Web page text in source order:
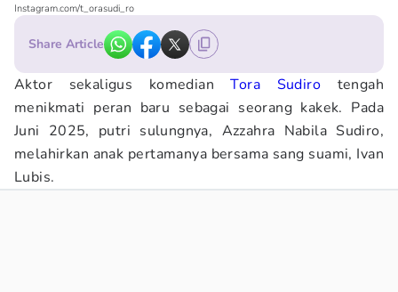
Instagram.com/t_orasudi_ro
Share Article
Aktor sekaligus komedianTora Sudiro tengah
menikmati peran baru sebagai seorang kakek. Pada
Juni 2025, putri sulungnya, Azzahra Nabila Sudiro,
melahirkan anak pertamanya bersama sang suami, Ivan
Lubis.